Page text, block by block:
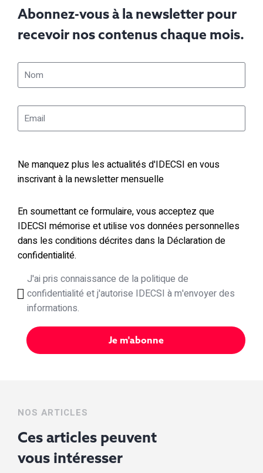
Abonnez-vous à la newsletter pour
recevoir nos contenus chaque mois.
Ne manquez plus les actualités d'IDECSI en vous
inscrivant à la newsletter mensuelle
En soumettant ce formulaire, vous acceptez que
IDECSI mémorise et utilise vos données personnelles
dans les conditions décrites dans la Déclaration de
confidentialité.
J'ai pris connaissance de la politique de
confidentialité et j'autorise IDECSI à m'envoyer des
informations.
NOS ARTICLES
Ces articles peuvent
vous intéresser